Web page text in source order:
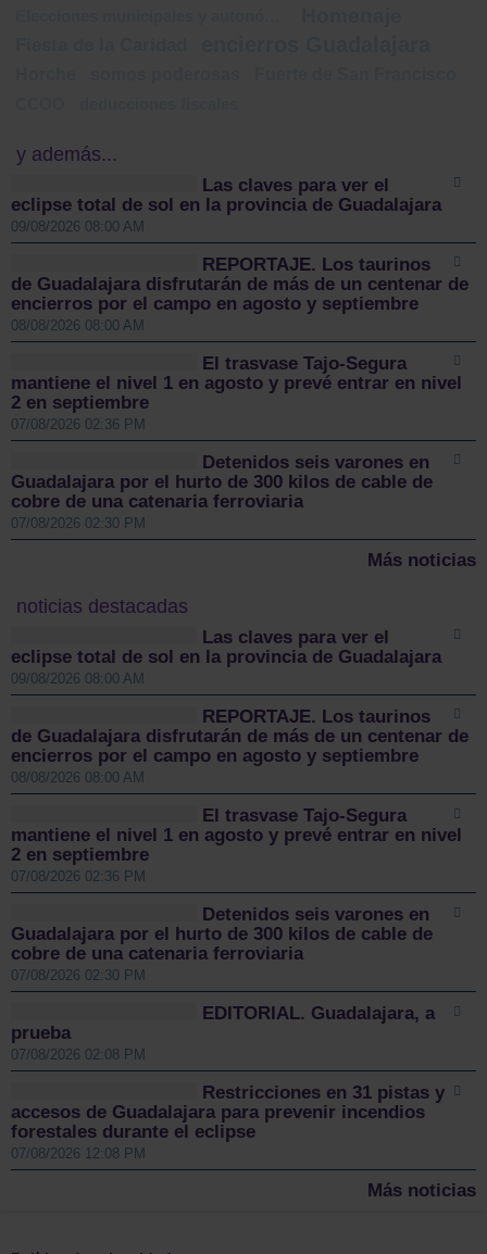
y además...
Las claves para ver el
eclipse total de sol en la provincia de Guadalajara
09/08/2026 08:00 AM
REPORTAJE. Los taurinos
de Guadalajara disfrutarán de más de un centenar de
encierros por el campo en agosto y septiembre
08/08/2026 08:00 AM
El trasvase Tajo-Segura
mantiene el nivel 1 en agosto y prevé entrar en nivel
2 en septiembre
07/08/2026 02:36 PM
Detenidos seis varones en
Guadalajara por el hurto de 300 kilos de cable de
cobre de una catenaria ferroviaria
07/08/2026 02:30 PM
Más noticias
noticias destacadas
Las claves para ver el
eclipse total de sol en la provincia de Guadalajara
09/08/2026 08:00 AM
REPORTAJE. Los taurinos
de Guadalajara disfrutarán de más de un centenar de
encierros por el campo en agosto y septiembre
08/08/2026 08:00 AM
El trasvase Tajo-Segura
mantiene el nivel 1 en agosto y prevé entrar en nivel
2 en septiembre
07/08/2026 02:36 PM
Detenidos seis varones en
Guadalajara por el hurto de 300 kilos de cable de
cobre de una catenaria ferroviaria
07/08/2026 02:30 PM
EDITORIAL. Guadalajara, a
prueba
07/08/2026 02:08 PM
Restricciones en 31 pistas y
accesos de Guadalajara para prevenir incendios
forestales durante el eclipse
07/08/2026 12:08 PM
Más noticias